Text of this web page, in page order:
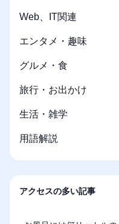
Web、IT関連
エンタメ・趣味
グルメ・食
旅行・お出かけ
生活・雑学
用語解説
アクセスの多い記事